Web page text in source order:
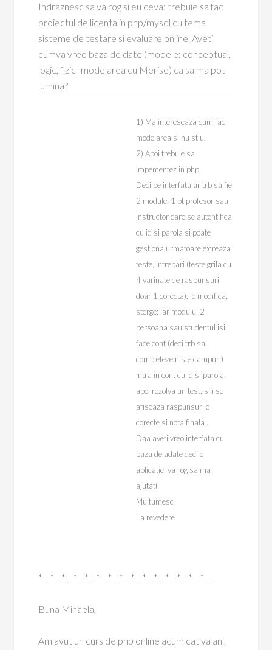
Indraznesc sa va rog si eu ceva: trebuie sa fac
proiectul de licenta in php/mysql cu tema
sisteme de testare si evaluare online. Aveti
cumva vreo baza de date (modele: conceptual,
logic, fizic- modelarea cu Merise) ca sa ma pot
lumina?
1) Ma intereseaza cum fac
modelarea si nu stiu.
2) Apoi trebuie sa
impementez in php.
Deci pe interfata ar trb sa fie
2 module: 1 pt profesor sau
instructor care se autentifica
cu id si parola si poate
gestiona urmatoarele:creaza
teste, intrebari (teste grila cu
4 varinate de raspunsuri
doar 1 corecta), le modifica,
sterge; iar modulul 2
persoana sau studentul isi
face cont (deci trb sa
completeze niste campuri)
intra in cont cu id si parola,
apoi rezolva un test, si i se
afiseaza raspunsurile
corecte si nota finala .
Daa aveti vreo interfata cu
baza de adate deci o
aplicatie, va rog sa ma
ajutati
Multumesc
La revedere
* _ * _ * _ * _ * _ * _ * _ * _ * _ * _ * _ * _ * _ * _ * _
Buna Mihaela,
Am avut un curs de php online acum cativa ani,